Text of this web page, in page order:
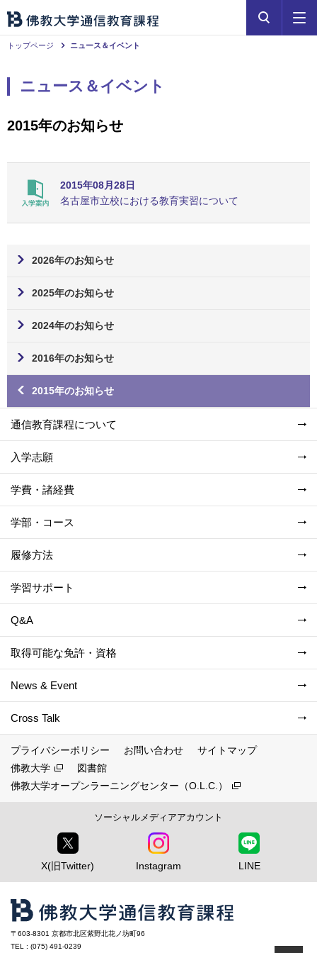
トップページ ニュース＆イベント
ニュース＆イベント
2015年のお知らせ
2015年08月28日
名古屋市立校における教育実習について
2026年のお知らせ
2025年のお知らせ
2024年のお知らせ
2016年のお知らせ
2015年のお知らせ
通信教育課程について
入学志願
学費・諸経費
学部・コース
履修方法
学習サポート
Q&A
取得可能な免許・資格
News & Event
Cross Talk
プライバシーポリシー お問い合わせ
サイトマップ
佛教大学
図書館
佛教大学オープンラーニングセンター（O.L.C.）
ソーシャルメディアアカウント
X(旧Twitter) Instagram LINE
〒603-8301 京都市北区紫野北花ノ坊町96
TEL : (075) 491-0239